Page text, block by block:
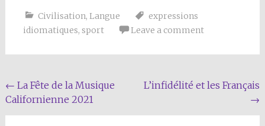
Civilisation, Langue
expressions
idiomatiques, sport Leave a comment
Post
navigation
← La Fête de la Musique
Californienne 2021
L’infidélité et les Français
→